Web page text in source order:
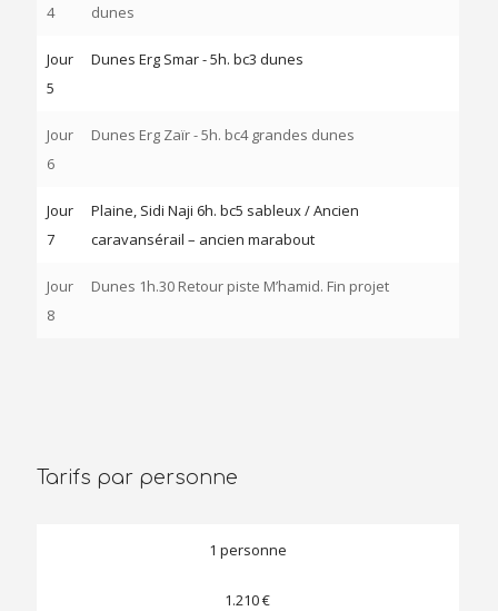
4
dunes
Jour
5
Dunes Erg Smar - 5h. bc3 dunes
Jour
6
Dunes Erg Zaïr - 5h. bc4 grandes dunes
Jour
7
Plaine, Sidi Naji 6h. bc5 sableux / Ancien
caravansérail – ancien marabout
Jour
8
Dunes 1h.30 Retour piste M’hamid. Fin projet
Tarifs par personne
1 personne
1.210 €